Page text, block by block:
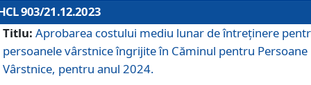
903/21.12.2023
Titlu: Aprobarea costului mediu lunar de întreţinere
persoanele vârstnice îngrijite în Căminul pentru Persoane
Vârstnice, pentru anul 2024.